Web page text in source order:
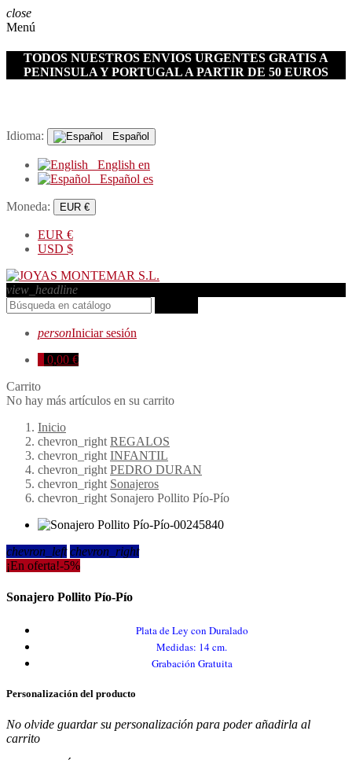
close
Menú
TODOS NUESTROS ENVIOS URGENTES GRATIS A
PENINSULA Y PORTUGAL A PARTIR DE 50 EUROS
Idioma: Español
English en
Español es
Moneda: EUR €
EUR €
USD $
view_headline
personIniciar sesión
0,00 €
Carrito
No hay más artículos en su carrito
Inicio
chevron_right REGALOS
chevron_right INFANTIL
chevron_right PEDRO DURAN
chevron_right Sonajeros
chevron_right Sonajero Pollito Pío-Pío
chevron_left chevron_right
¡En oferta!-5%
Sonajero Pollito Pío-Pío
Plata de Ley con Duralado
Medidas: 14 cm.
Grabación Gratuita
Personalización del producto
No olvide guardar su personalización para poder añadirla al
carrito